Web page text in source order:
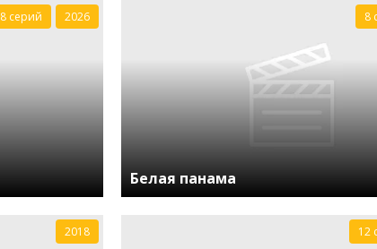
8 серий 2026
Белая панама
8
2018 12